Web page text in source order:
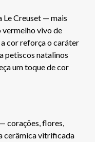
Le Creuset — mais
vivo de
cor reforça o caráter
petiscos natalinos
um toque de cor
corações, flores,
cerâmica vitrificada